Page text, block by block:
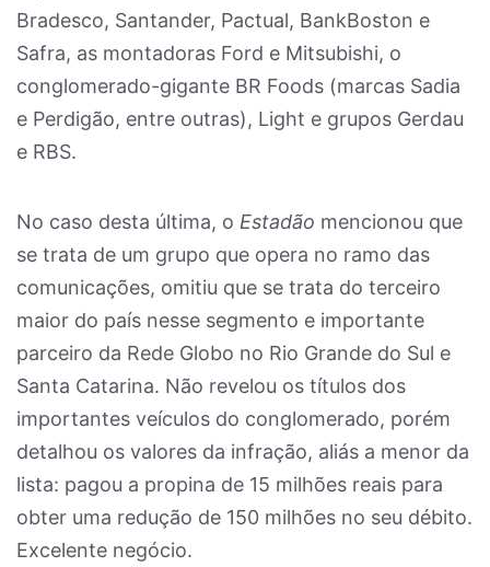
Bradesco, Santander, Pactual, BankBoston e
Safra, as montadoras Ford e Mitsubishi, o
conglomerado-gigante BR Foods (marcas Sadia
e Perdigão, entre outras), Light e grupos Gerdau
e RBS.
No caso desta última, o Estadão mencionou que
se trata de um grupo que opera no ramo das
comunicações, omitiu que se trata do terceiro
maior do país nesse segmento e importante
parceiro da Rede Globo no Rio Grande do Sul e
Santa Catarina. Não revelou os títulos dos
importantes veículos do conglomerado, porém
detalhou os valores da infração, aliás a menor da
lista: pagou a propina de 15 milhões reais para
obter uma redução de 150 milhões no seu débito.
Excelente negócio.